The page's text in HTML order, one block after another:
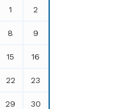
1 2
8 9
15 16
22 23
29 30